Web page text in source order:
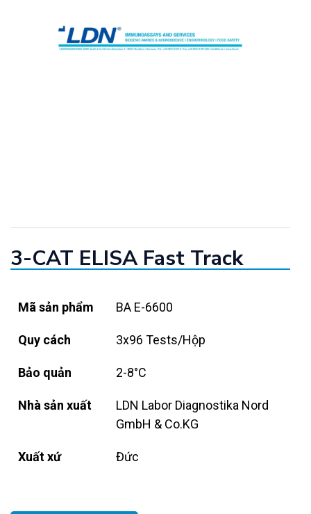
3-CAT ELISA Fast Track
Mã sản phẩm BA E-6600
Quy cách 3x96 Tests/Hộp
Bảo quản 2-8°C
Nhà sản xuất
LDN Labor Diagnostika Nord
GmbH & Co.KG
Xuất xứ Đức